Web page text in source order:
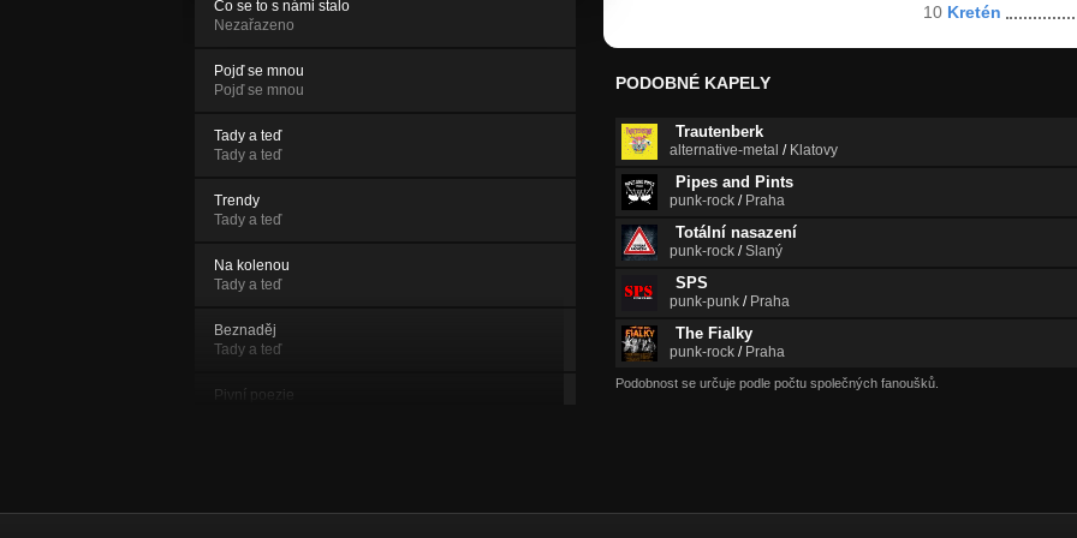
Co se to s námi stalo
Nezařazeno
Pojď se mnou
Pojď se mnou
Tady a teď
Tady a teď
Trendy
Tady a teď
Na kolenou
Tady a teď
Beznaděj
Tady a teď
Pivní poezie
10 Kretén
PODOBNÉ KAPELY
Trautenberk
alternative-metal / Klatovy
Pipes and Pints
punk-rock / Praha
Totální nasazení
punk-rock /Slaný
SPS
punk-punk / Praha
The Fialky
punk-rock / Praha
Podobnost se určuje podle počtu společných fanoušků.